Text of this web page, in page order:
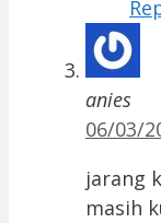
anies
06/03/
jarang
masih